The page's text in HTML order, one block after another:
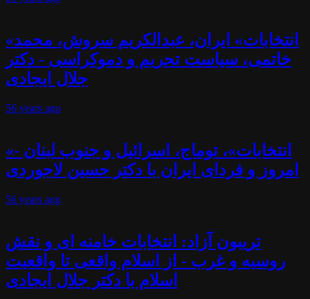
«انتخابات» ایران، عبدالکریم سروش، محمد
خاتمی، سیاست تحریم و دموکراسی - دکتر
جلال ایجادی
56 years ago
«انتخابات»، توماج، اسرائیل و جنوب لبنان -
امروز و فردای ایران با دکتر حسین لاجوردی
56 years ago
تریبون آزاد: انتخابات خامنه ای و نقش
روسیه و غرب - از اسلام واقعی تا واقعیت
اسلام با دکتر جلال ایجادی